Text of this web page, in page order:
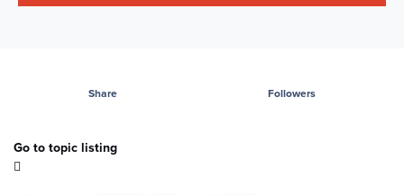
Share Followers
Go to topic listing